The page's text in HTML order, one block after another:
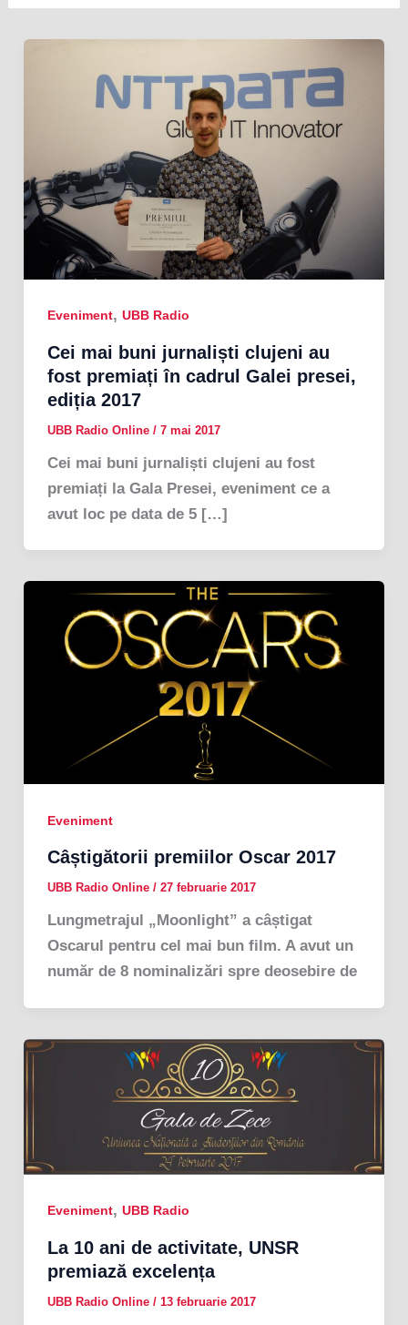
Eveniment, UBB Radio
Cei mai buni jurnaliști clujeni au
fost premiați în cadrul Galei presei,
ediția 2017
UBB Radio Online / 7 mai 2017
Cei mai buni jurnaliști clujeni au fost
premiați la Gala Presei, eveniment ce a
avut loc pe data de 5 […]
Eveniment
Câștigătorii premiilor Oscar 2017
UBB Radio Online / 27 februarie 2017
Lungmetrajul „Moonlight” a câștigat
Oscarul pentru cel mai bun film. A avut un
număr de 8 nominalizări spre deosebire de
Eveniment, UBB Radio
La 10 ani de activitate, UNSR
premiază excelența
UBB Radio Online / 13 februarie 2017